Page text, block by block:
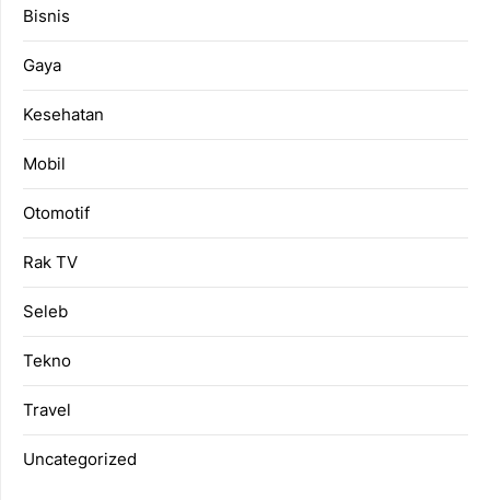
Bisnis
Gaya
Kesehatan
Mobil
Otomotif
Rak TV
Seleb
Tekno
Travel
Uncategorized